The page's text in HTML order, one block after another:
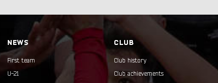
NEWS
First team
U-21
CLUB
Club history
Club achievements